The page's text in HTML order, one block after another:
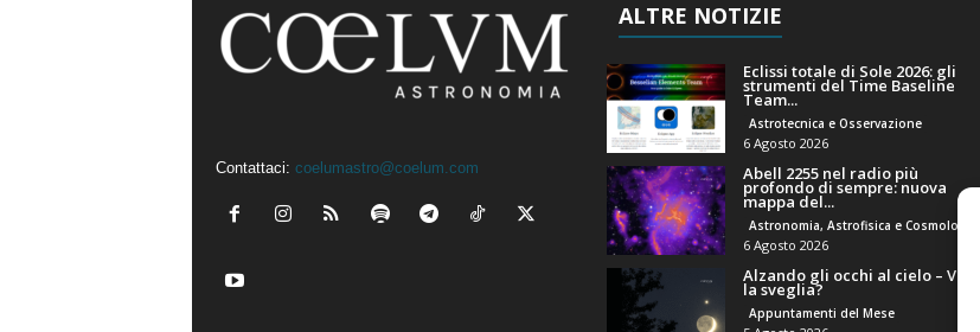
Contattaci: coelumastro@coelum.com
ALTRE NOTIZIE
Eclissi totale di Sole 2026: gli
strumenti del Time Baseline
Team...
Astrotecnica e Osservazione
6 Agosto 2026
Abell 2255 nel radio più
profondo di sempre: nuova
mappa del...
Astronomia, Astrofisica e Cosmologia
6 Agosto 2026
Alzando gli occhi al cielo – Vale
la sveglia?
Appuntamenti del Mese